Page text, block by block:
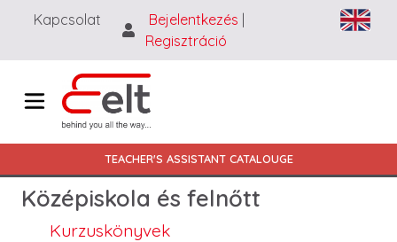
Ugrás a tartalomra
Kapcsolat Bejelentkezés
Regisztráció
Main navigation HU
TEACHER'S ASSISTANT CATALOUGE
Középiskola és felnőtt
Kurzuskönyvek